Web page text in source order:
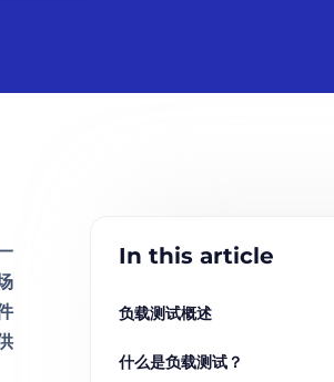
In this article
负载测试概述
什么是负载测试？